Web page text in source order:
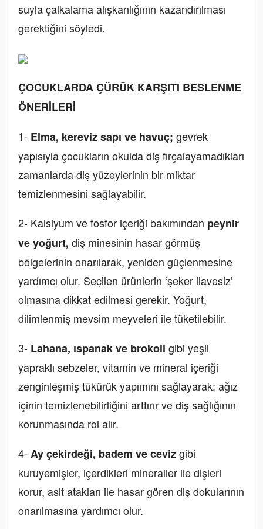
suyla çalkalama alışkanlığının kazandırılması
gerektiğini söyledi.
ÇOCUKLARDA ÇÜRÜK KARŞITI BESLENME
ÖNERİLERİ
1- Elma, kereviz sapı ve havuç; gevrek
yapısıyla çocukların okulda diş fırçalayamadıkları
zamanlarda diş yüzeylerinin bir miktar
temizlenmesini sağlayabilir.
2- Kalsiyum ve fosfor içeriği bakımından peynir
ve yoğurt, diş minesinin hasar görmüş
bölgelerinin onarılarak, yeniden güçlenmesine
yardımcı olur. Seçilen ürünlerin ‘şeker ilavesiz’
olmasına dikkat edilmesi gerekir. Yoğurt,
dilimlenmiş mevsim meyveleri ile tüketilebilir.
3- Lahana, ıspanak ve brokoli gibi yeşil
yapraklı sebzeler, vitamin ve mineral içeriği
zenginleşmiş tükürük yapımını sağlayarak; ağız
içinin temizlenebilirliğini arttırır ve diş sağlığının
korunmasında rol alır.
4-Ay çekirdeği, badem ve cevizgibi
kuruyemişler, içerdikleri mineraller ile dişleri
korur, asit atakları ile hasar gören diş dokularının
onarılmasına yardımcı olur.